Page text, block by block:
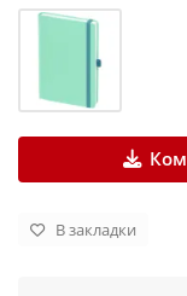
В закладки